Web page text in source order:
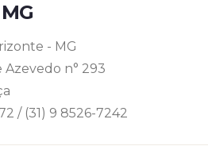
- MG
Azevedo n° 293
/ (31) 9 8526-7242